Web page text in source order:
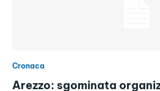
Cronaca
Arezzo: sgominata